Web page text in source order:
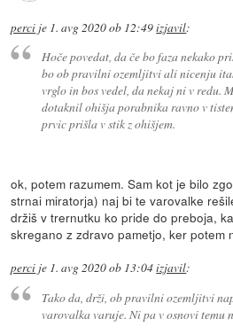
perci je 1. avg 2020 ob 12:49izjavil:
Hoče povedat, da če bo faza nekako
bo ob pravilni ozemljitvi ali nicenju
vrglo in bos vedel, da nekaj ni v redu.
dotaknil ohišja porabnika ravno v
prvic prišla v stik z ohišjem.
ok, potem razumem. Sam kot je bilo
strnai miratorja) naj bi te varovalke
držiš v trernutku ko pride do preboja,
skregano z zdravo pametjo, ker potem
perci je 1. avg 2020 ob 13:04izjavil:
Tako da, drži, ob pravilni ozemljitvi
varovalka varuje. Ni pa v osnovi temu